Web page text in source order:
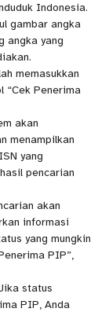
Indonesia.
gambar angka
angka yang
memasukkan
“Cek Penerima
akan
menampilkan
yang
pencarian
akan
informasi
yang mungkin
PIP”,
status
PIP, Anda